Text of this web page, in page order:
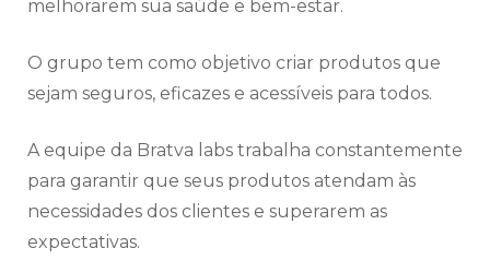
melhorarem sua saúde e bem-estar.
O grupo tem como objetivo criar produtos que
sejam seguros, eficazes e acessíveis para todos.
A equipe da Bratva labs trabalha constantemente
para garantir que seus produtos atendam às
necessidades dos clientes e superarem as
expectativas.